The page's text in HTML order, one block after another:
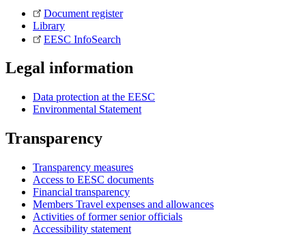
Document register
Library
EESC InfoSearch
Legal information
Data protection at the EESC
Environmental Statement
Transparency
Transparency measures
Access to EESC documents
Financial transparency
Members Travel expenses and allowances
Activities of former senior officials
Accessibility statement